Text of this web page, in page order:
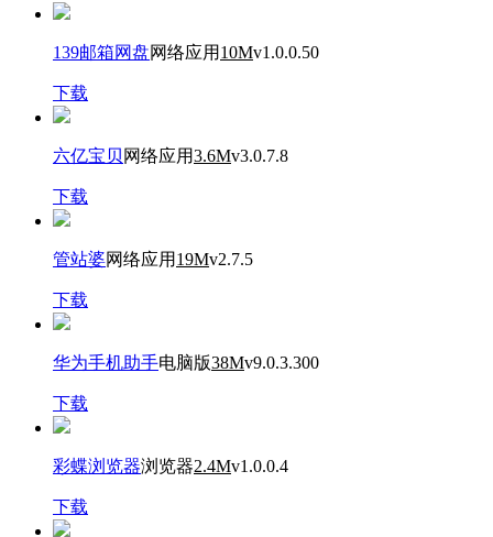
139邮箱网盘网络应用 10Mv1.0.0.50
下载
六亿宝贝 网络应用3.6Mv3.0.7.8
下载
管站婆网络应用 19Mv2.7.5
下载
华为手机助手电脑版38Mv9.0.3.300
下载
彩蝶浏览器浏览器2.4Mv1.0.0.4
下载